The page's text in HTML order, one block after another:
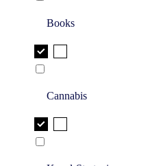
Books
Cannabis